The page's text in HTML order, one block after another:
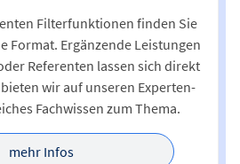
Filterfunktionen finden Sie
Format. Ergänzende Leistungen
Referenten lassen sich direkt
wir auf unseren Experten-
Fachwissen zum Thema.
mehr Infos